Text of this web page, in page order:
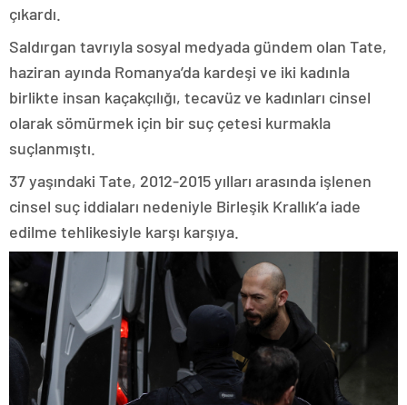
çıkardı.
Saldırgan tavrıyla sosyal medyada gündem olan Tate,
haziran ayında Romanya’da kardeşi ve iki kadınla
birlikte insan kaçakçılığı, tecavüz ve kadınları cinsel
olarak sömürmek için bir suç çetesi kurmakla
suçlanmıştı.
37 yaşındaki Tate, 2012-2015 yılları arasında işlenen
cinsel suç iddiaları nedeniyle Birleşik Krallık’a iade
edilme tehlikesiyle karşı karşıya.